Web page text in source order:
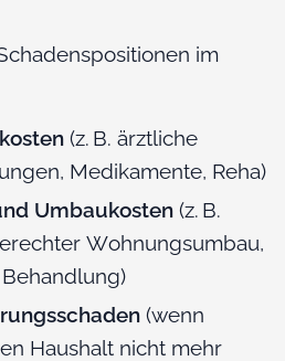
im
(z. B. ärztliche
Medikamente, Reha)
Umbaukosten (z. B.
Wohnungsumbau,
(wenn
Haushalt nicht mehr